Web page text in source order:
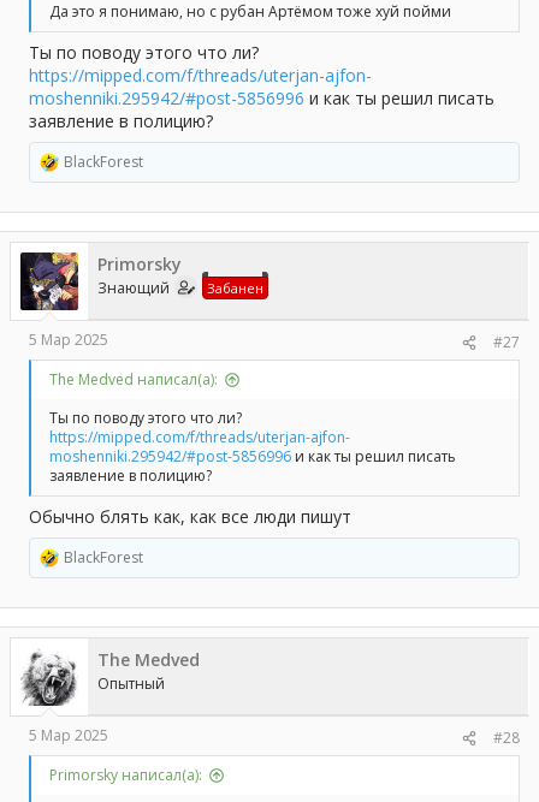
Да это я понимаю, но с рубан Артёмом тоже хуй пойми
Ты по поводу этого что ли?
https://mipped.com/f/threads/uterjan-ajfon-
moshenniki.295942/#post-5856996 и как ты решил писать
заявление в полицию?
Р
е
а
к
ц
и
и
:
BlackForest
Primorsky
Знающий Забанен
5 Мар 2025
#27
The Medved написал(а):
Ты по поводу этого что ли?
https://mipped.com/f/threads/uterjan-ajfon-
moshenniki.295942/#post-5856996 и как ты решил писать
заявление в полицию?
Обычно блять как, как все люди пишут
Р
е
а
к
ц
и
и
:
BlackForest
The Medved
Опытный
5 Мар 2025
#28
Primorsky написал(а):